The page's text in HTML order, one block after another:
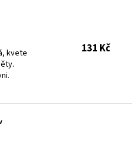
kvete
131 Kč